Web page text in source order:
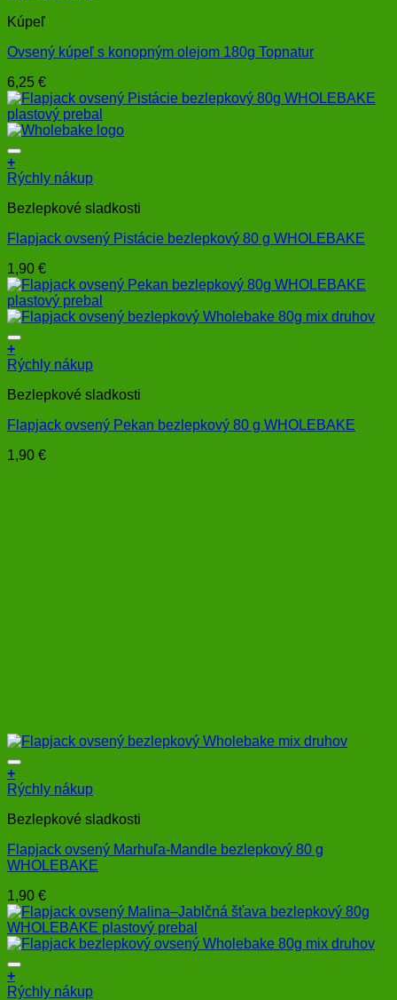
Kúpeľ
Ovsený kúpeľ s konopným olejom 180g Topnatur
6,25 €
+
Rýchly nákup
Bezlepkové sladkosti
Flapjack ovsený Pistácie bezlepkový 80 g WHOLEBAKE
1,90 €
+
Rýchly nákup
Bezlepkové sladkosti
Flapjack ovsený Pekan bezlepkový 80 g WHOLEBAKE
1,90 €
+
Rýchly nákup
Bezlepkové sladkosti
Flapjack ovsený Marhuľa-Mandle bezlepkový 80 g
WHOLEBAKE
1,90 €
+
Rýchly nákup